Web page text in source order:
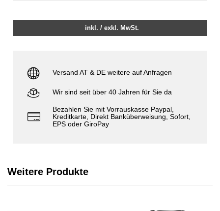
inkl. / exkl. MwSt.
Versand AT & DE weitere auf Anfragen
Wir sind seit über 40 Jahren für Sie da
Bezahlen Sie mit Vorrauskasse Paypal,
Kreditkarte, Direkt Banküberweisung, Sofort,
EPS oder GiroPay
Weitere Produkte